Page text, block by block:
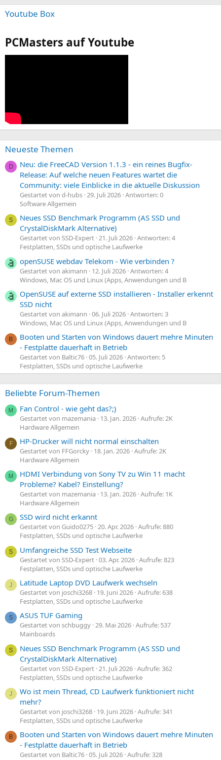
Youtube Box
PCMasters auf Youtube
Neueste Themen
D
Neu: die FreeCAD Version 1.1.3 - ein reines Bugfix-
Release: Auf welche neuen Features wartet die
Community: viele Einblicke in die aktuelle Diskussion
Gestartet von d-hubs 29. Juli 2026 Antworten: 0
Software Allgemein
S
Neues SSD Benchmark Programm (AS SSD und
CrystalDiskMark Alternative)
Gestartet von SSD-Expert 21. Juli 2026 Antworten: 4
Festplatten, SSDs und optische Laufwerke
openSUSE webdav Telekom - Wie verbinden ?
Gestartet von akimann 12. Juli 2026 Antworten: 4
Windows, Mac OS und Linux (Apps, Anwendungen und B
OpenSUSE auf externe SSD installieren - Installer erkennt
SSD nicht
Gestartet von akimann 06. Juli 2026 Antworten: 3
Windows, Mac OS und Linux (Apps, Anwendungen und B
B
Booten und Starten von Windows dauert mehre Minuten
- Festplatte dauerhaft in Betrieb
Gestartet von Baltic76 05. Juli 2026 Antworten: 5
Festplatten, SSDs und optische Laufwerke
Beliebte Forum-Themen
M Fan Control - wie geht das?;)
Gestartet von mazemania 13. Jan. 2026 Aufrufe: 2K
Hardware Allgemein
F HP-Drucker will nicht normal einschalten
Gestartet von FFGorcky 18. Jan. 2026 Aufrufe: 2K
Hardware Allgemein
M
HDMI Verbindung von Sony TV zu Win 11 macht
Probleme? Kabel? Einstellung?
Gestartet von mazemania 13. Jan. 2026 Aufrufe: 1K
Hardware Allgemein
G SSD wird nicht erkannt
Gestartet von Guido0275 20. Apr. 2026 Aufrufe: 880
Festplatten, SSDs und optische Laufwerke
S Umfangreiche SSD Test Webseite
Gestartet von SSD-Expert 03. Apr. 2026 Aufrufe: 823
Festplatten, SSDs und optische Laufwerke
J Latitude Laptop DVD Laufwerk wechseln
Gestartet von joschi3268 19. Juni 2026 Aufrufe: 638
Festplatten, SSDs und optische Laufwerke
S ASUS TUF Gaming
Gestartet von schbuggy 29. Mai 2026 Aufrufe: 537
Mainboards
S
Neues SSD Benchmark Programm (AS SSD und
CrystalDiskMark Alternative)
Gestartet von SSD-Expert 21. Juli 2026 Aufrufe: 362
Festplatten, SSDs und optische Laufwerke
J
Wo ist mein Thread, CD Laufwerk funktioniert nicht
mehr?
Gestartet von joschi3268 19. Juni 2026 Aufrufe: 341
Festplatten, SSDs und optische Laufwerke
B
Booten und Starten von Windows dauert mehre Minuten
- Festplatte dauerhaft in Betrieb
Gestartet von Baltic76 05. Juli 2026 Aufrufe: 328